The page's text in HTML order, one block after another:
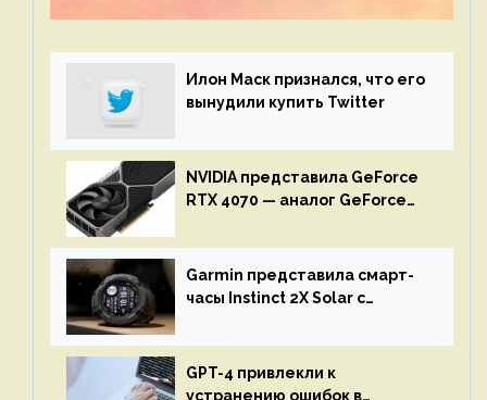
механике
Илон Маск признался, что его
вынудили купить Twitter
NVIDIA представила GeForce
RTX 4070 — аналог GeForce
Garmin представила смарт-
часы Instinct 2X Solar с
GPT-4 привлекли к
устранению ошибок в